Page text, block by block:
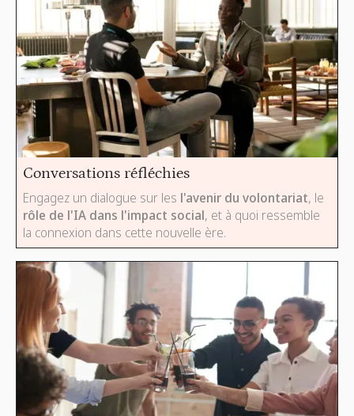
Conversations réfléchies
Engagez un dialogue sur les l'avenir du volontariat, le
rôle de l'IA dans l'impact social, et à quoi ressemble
la connexion dans cette nouvelle ère.